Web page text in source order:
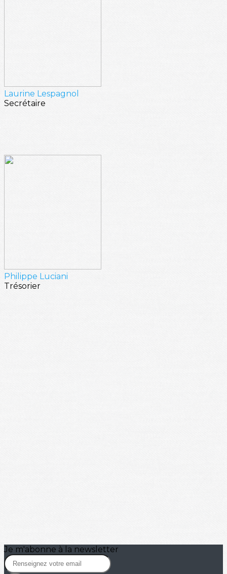
Laurine Lespagnol
Secrétaire
Philippe Luciani
Trésorier
Je m'abonne à la newsletter